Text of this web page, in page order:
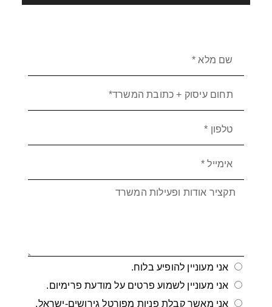
אני מעוניין להופיע בלוח.
אני מעוניין לשמוע פרטים על מודעת פרימיום.
אני מאשר קבלת פניות מפורטל גירושים-ישראל.